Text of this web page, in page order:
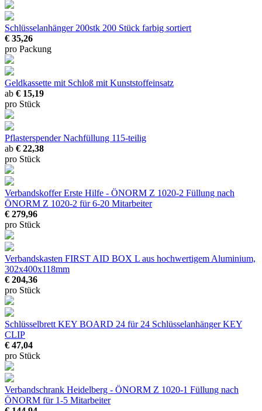
Schlüsselanhänger 200stk 200 Stück farbig sortiert
€ 35,26
pro Packung
Geldkassette mit Schloß mit Kunststoffeinsatz
ab € 15,19
pro Stück
PflasterspenderNachfüllung 115-teilig
ab € 22,38
pro Stück
Verbandskoffer Erste Hilfe - ÖNORM Z 1020-2 Füllung nach
ÖNORM Z 1020-2 für 6-20 Mitarbeiter
€ 279,96
pro Stück
Verbandskasten FIRST AID BOX L aus hochwertigem Aluminium,
302x400x118mm
€ 204,36
pro Stück
Schlüsselbrett KEY BOARD 24 für 24 Schlüsselanhänger KEY
CLIP
€ 47,04
pro Stück
Verbandschrank Heidelberg - ÖNORM Z 1020-1 Füllung nach
ÖNORM für 1-5 Mitarbeiter